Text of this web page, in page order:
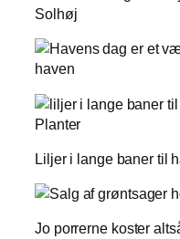
Liljer i lange baner til
Jo porrerne koster